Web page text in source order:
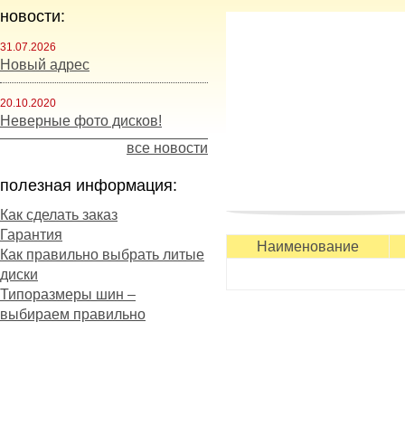
новости:
31.07.2026
Новый адрес
20.10.2020
Неверные фото дисков!
все новости
полезная информация:
Как сделать заказ
Гарантия
Как правильно выбрать литые
диски
Типоразмеры шин –
выбираем правильно
Наименование